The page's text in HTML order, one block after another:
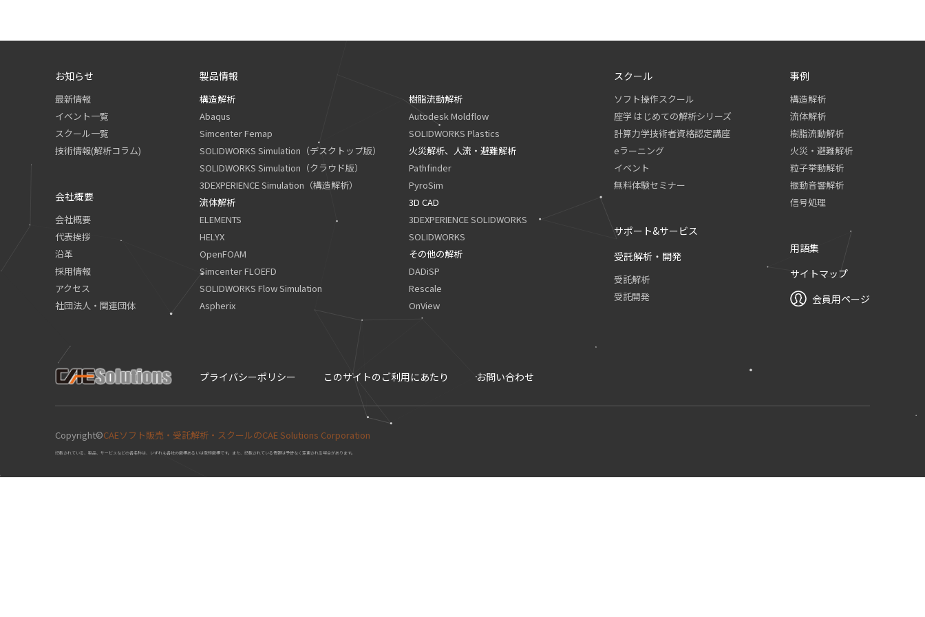
お知らせ
最新情報
イベント一覧
スクール一覧
技術情報(解析コラム)
会社概要
会社概要
代表挨拶
沿革
採用情報
アクセス
社団法人・関連団体
製品情報
構造解析
Abaqus
Simcenter Femap
SOLIDWORKS Simulation（デスクトップ版）
SOLIDWORKS Simulation（クラウド版）
3DEXPERIENCE Simulation（構造解析）
流体解析
ELEMENTS
HELYX
OpenFOAM
Simcenter FLOEFD
SOLIDWORKS Flow Simulation
Aspherix
樹脂流動解析
Autodesk Moldflow
SOLIDWORKS Plastics
火災解析、人流・避難解析
Pathfinder
PyroSim
3D CAD
3DEXPERIENCE SOLIDWORKS
SOLIDWORKS
その他の解析
DADiSP
Rescale
OnView
スクール
ソフト操作スクール
座学 はじめての解析シリーズ
計算力学技術者資格認定講座
eラーニング
イベント
無料体験セミナー
サポート&サービス
受託解析・開発
受託解析
受託開発
事例
構造解析
流体解析
樹脂流動解析
火災・避難解析
粒子挙動解析
振動音響解析
信号処理
用語集
サイトマップ
会員用ページ
プライバシーポリシー このサイトのご利用にあたり お問い合わせ
Copyright©CAEソフト販売・受託解析・スクールのCAE Solutions Corporation
記載されている、製品、サービスなどの各名称は、いずれも各社の商標あるいは登録商標です。また、記載されている情報は予告なく変更される場合があります。